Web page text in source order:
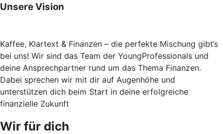
Unsere Vision
Kaffee, Klartext & Finanzen – die perfekte Mischung gibt’s
bei uns! Wir sind das Team der YoungProfessionals und
deine Ansprechpartner rund um das Thema Finanzen.
Dabei sprechen wir mit dir auf Augenhöhe und
unterstützen dich beim Start in deine erfolgreiche
finanzielle Zukunft
Wir für dich